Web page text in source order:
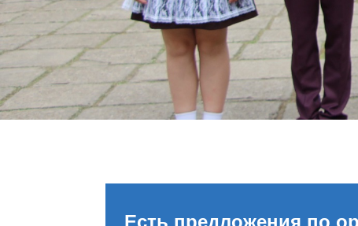
Есть предложения по